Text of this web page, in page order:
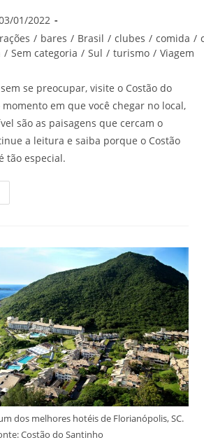
01/2022
/ bares / Brasil / clubes / comida /
/ Sem categoria / Sul / turismo / Viagem
se preocupar, visite o Costão do
em que você chegar no local,
são as paisagens que cercam o
a leitura e saiba porque o Costão
tão especial.
dos melhores hotéis de Florianópolis, SC.
Costão do Santinho